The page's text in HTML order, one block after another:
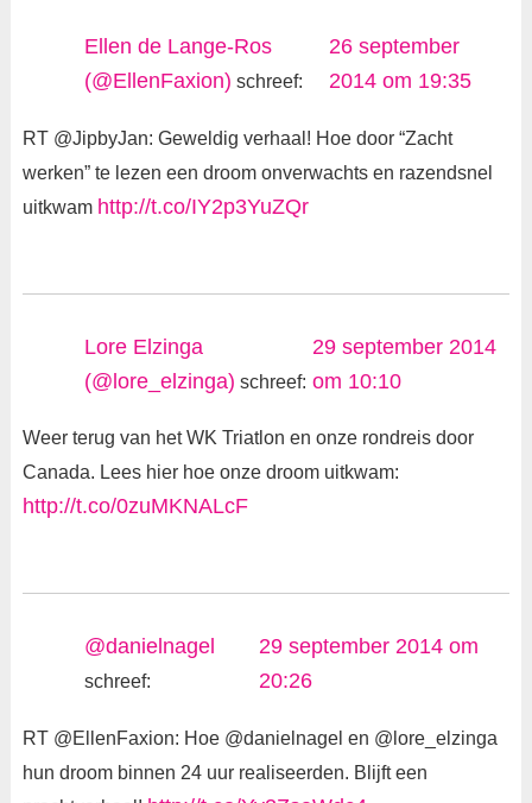
Ellen de Lange-Ros
(@EllenFaxion) schreef:
26 september
2014 om 19:35
RT @JipbyJan: Geweldig verhaal! Hoe door “Zacht
werken” te lezen een droom onverwachts en razendsnel
uitkwam http://t.co/IY2p3YuZQr
Lore Elzinga
(@lore_elzinga) schreef:
29 september 2014
om 10:10
Weer terug van het WK Triatlon en onze rondreis door
Canada. Lees hier hoe onze droom uitkwam:
http://t.co/0zuMKNALcF
@danielnagel
schreef:
29 september 2014 om
20:26
RT @EllenFaxion: Hoe @danielnagel en @lore_elzinga
hun droom binnen 24 uur realiseerden. Blijft een